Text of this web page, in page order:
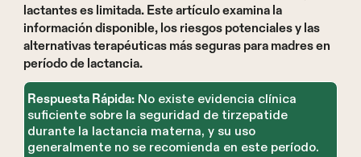
lactantes es limitada. Este artículo examina la
información disponible, los riesgos potenciales y las
alternativas terapéuticas más seguras para madres en
período de lactancia.
Respuesta Rápida: No existe evidencia clínica
suficiente sobre la seguridad de tirzepatide
durante la lactancia materna, y su uso
generalmente no se recomienda en este período.